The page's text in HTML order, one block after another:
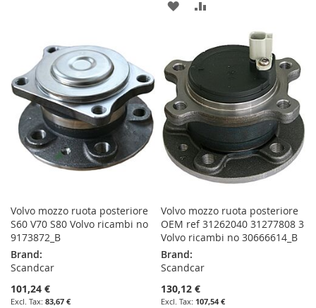
LIST
ADD
WISH
LIST
COMPARE
Volvo mozzo ruota posteriore
S60 V70 S80 Volvo ricambi no
9173872_B
Brand:
Scandcar
101,24 €
83,67 €
Volvo mozzo ruota posteriore
OEM ref 31262040 31277808 3
Volvo ricambi no 30666614_B
Brand:
Scandcar
130,12 €
107,54 €